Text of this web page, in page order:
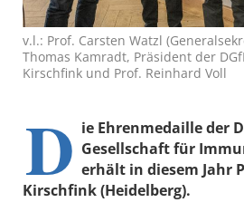
v.l.: Prof. Carsten Watzl
Thomas Kamradt, Präsident der
Kirschfink und Prof. Reinhard Voll
D ie Ehrenmedaille der
Gesellschaft für
erhält in diesem Jahr
Kirschfink (Heidelberg).